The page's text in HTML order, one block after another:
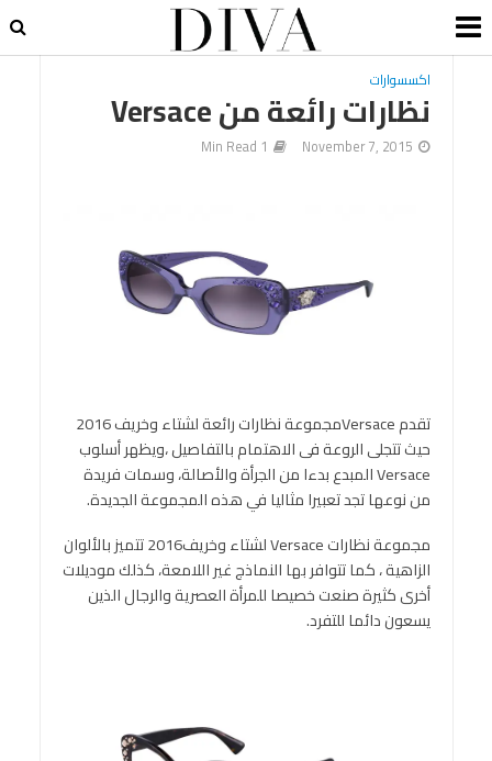
اكسسوارات
نظارات رائعة من Versace
November 7, 2015
1 Min Read
تقدم Versaceمجموعة نظارات رائعة لشتاء وخريف 2016
حيث تتجلى الروعة فى الاهتمام بالتفاصيل ،ويظهر أسلوب
Versace المبدع بدءا من الجرأة والأصالة، وسمات فريدة
من نوعها تجد تعبيرا مثاليا في هذه المجموعة الجديدة.
مجموعة نظارات Versace لشتاء وخريف2016 تتميز بالألوان
الزاهية ، كما تتوافر بها النماذج غير اللامعة، كذلك موديلات
أخرى كثيرة صنعت خصيصا للمرأة العصرية والرجال الذين
يسعون دائما للتفرد.